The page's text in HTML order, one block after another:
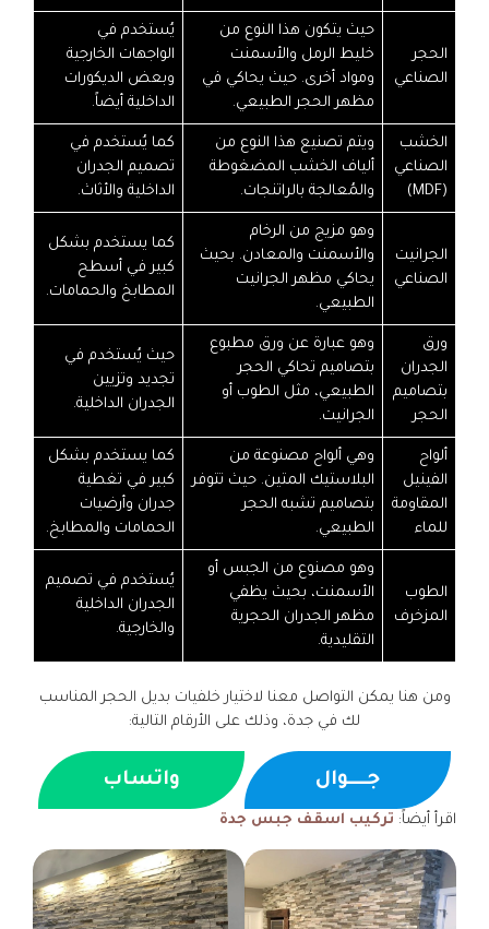
الحجر
الصناعي
حيث يتكون هذا النوع من
خليط الرمل والأسمنت
ومواد أخرى. حيث يحاكي في
مظهر الحجر الطبيعي.
يُستخدم في
الواجهات الخارجية
وبعض الديكورات
الداخلية أيضاً.
الخشب
الصناعي
(MDF)
ويتم تصنيع هذا النوع من
ألياف الخشب المضغوطة
والمُعالجة بالراتنجات.
كما يُستخدم في
تصميم الجدران
الداخلية والأثاث.
الجرانيت
الصناعي
وهو مزيج من الرخام
والأسمنت والمعادن. بحيث
يحاكي مظهر الجرانيت
الطبيعي.
كما يستخدم بشكل
كبير في أسطح
المطابخ والحمامات.
ورق
الجدران
بتصاميم
الحجر
وهو عبارة عن ورق مطبوع
بتصاميم تحاكي الحجر
الطبيعي، مثل الطوب أو
الجرانيت.
حيث يُستخدم في
تجديد وتزيين
الجدران الداخلية.
ألواح
الفينيل
المقاومة
للماء
وهي ألواح مصنوعة من
البلاستيك المتين. حيث تتوفر
بتصاميم تشبه الحجر
الطبيعي.
كما يستخدم بشكل
كبير في تغطية
جدران وأرضيات
الحمامات والمطابخ.
الطوب
المزخرف
وهو مصنوع من الجبس أو
الأسمنت، بحيث يظفي
مظهر الجدران الحجرية
التقليدية.
يُستخدم في تصميم
الجدران الداخلية
والخارجية.
ومن هنا يمكن التواصل معنا لاختيار خلفيات بديل الحجر المناسب
لك في جدة، وذلك على الأرقام التالية:
جــــوال واتساب
اقرأ أيضاً: تركيب اسقف جبس جدة